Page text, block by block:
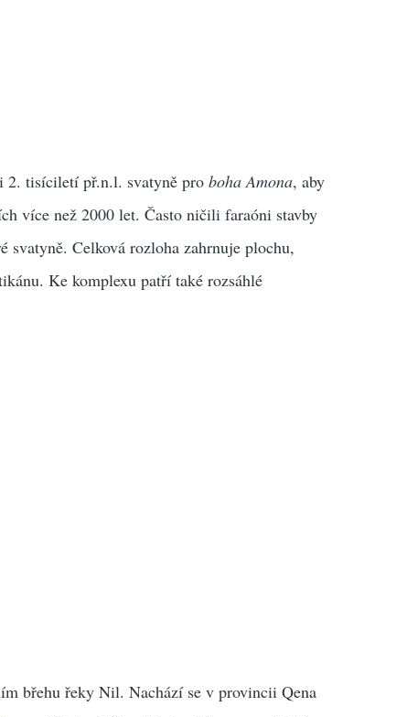
2. tisíciletí př.n.l. svatyně proboha Amona, aby
více než 2000 let. Často ničili faraóni stavby
svatyně. Celková rozloha zahrnuje plochu,
Ke komplexu patří také rozsáhlé
břehu řeky Nil. Nachází se v provincii Qena